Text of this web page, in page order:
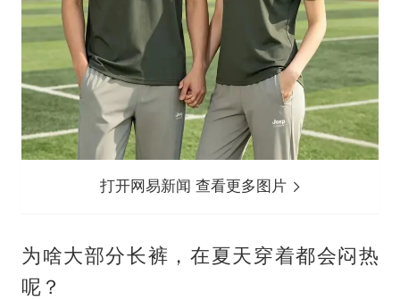
打开网易新闻 查看更多图片
为啥大部分长裤，在夏天穿着都会闷热
呢？